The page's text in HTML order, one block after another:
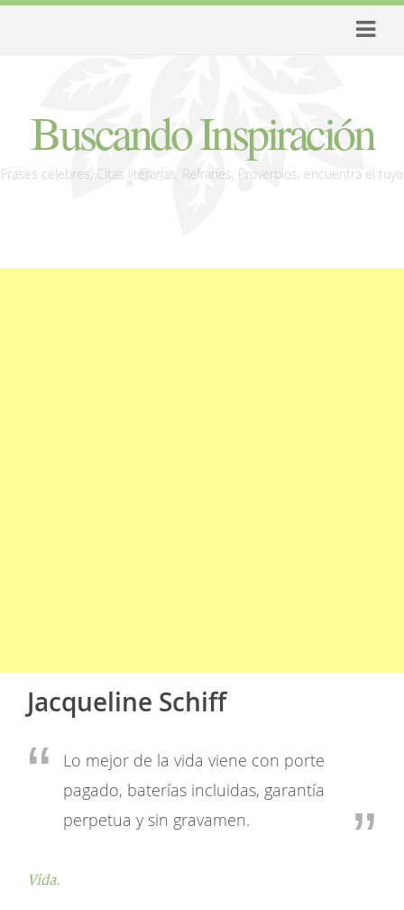
Buscando Inspiración
Frases célebres, Citas literarias, Refranes, Proverbios, encuentra el tuyo
Jacqueline Schiff
Lo mejor de la vida viene con porte
pagado, baterías incluidas, garantía
perpetua y sin gravamen.
Vida.